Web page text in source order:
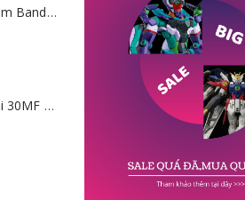
Mô hình Gundam Bandai HGGQ GFreD 1/144 [GDB] [BHG]
Mô hình Bandai 30MF Liber Wizard [GDB] [30MF]